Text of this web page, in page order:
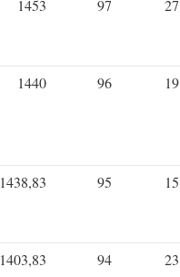
1453 97 27
1440 96 19
1438,83 95 15
1403,83 94 23